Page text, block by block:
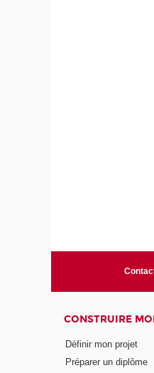
CONSTRUIRE
Définir mon projet
Préparer un diplôme